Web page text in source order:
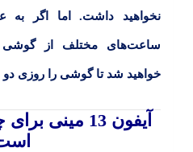
نخواهید داشت. اما اگر به
ساعت‌های مختلف از گوشی
خواهید شد تا گوشی را روزی دو
آیفون 13